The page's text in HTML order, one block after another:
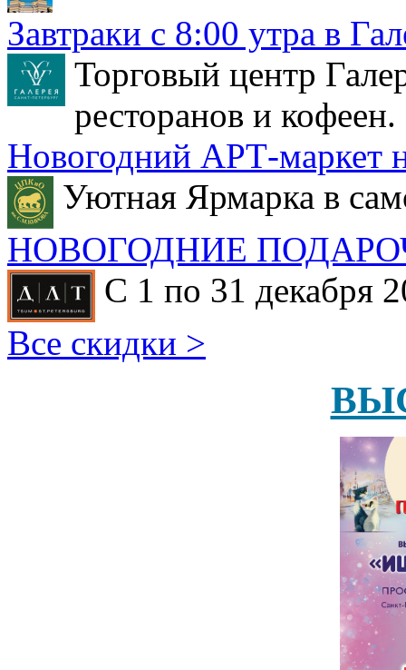
Завтраки с 8:00 утра в
Торговый центр
ресторанов и кофеен.
Новогодний АРТ-маркет
Уютная Ярмарка в
НОВОГОДНИЕ
С 1 по 31 декабря
Все скидки >